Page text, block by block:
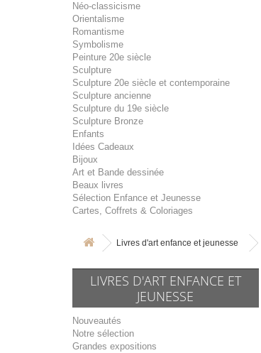
Néo-classicisme
Orientalisme
Romantisme
Symbolisme
Peinture 20e siècle
Sculpture
Sculpture 20e siècle et contemporaine
Sculpture ancienne
Sculpture du 19e siècle
Sculpture Bronze
Enfants
Idées Cadeaux
Bijoux
Art et Bande dessinée
Beaux livres
Sélection Enfance et Jeunesse
Cartes, Coffrets & Coloriages
Livres d'art enfance et jeunesse
LIVRES D'ART ENFANCE ET
JEUNESSE
Nouveautés
Notre sélection
Grandes expositions